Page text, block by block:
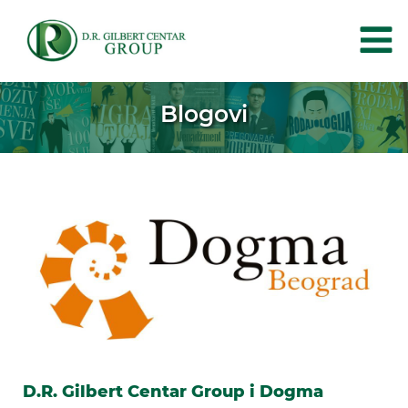
Blogovi
D.R. Gilbert Centar Group i Dogma